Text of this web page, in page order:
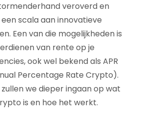
veroverd en
scala aan innovatieve
Een van die mogelijkheden is
van rente op je
ook wel bekend als APR
Percentage Rate Crypto).
we dieper ingaan op wat
is en hoe het werkt.